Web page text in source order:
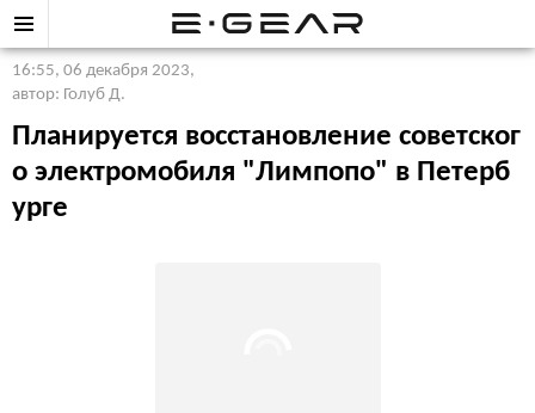
16:55, 06 декабря 2023,
автор: Голуб Д.
Планируется восстановление советског
о электромобиля "Лимпопо" в Петерб
урге